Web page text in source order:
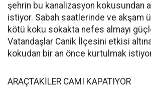
şehrin bu kanalizasyon kokusundan
istiyor. Sabah saatlerinde ve akşam
kötü koku sokakta nefes almayı
Vatandaşlar Canik İlçesini etkisi
kokudan bir an önce kurtulmak
ARAÇTAKİLER CAMI KAPATIYOR